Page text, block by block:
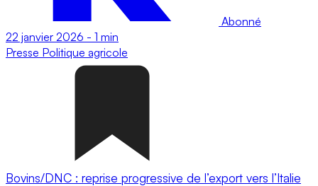
Abonné
22 janvier 2026 - 1 min
Presse Politique agricole
Bovins/DNC : reprise progressive de l’export vers l’Italie